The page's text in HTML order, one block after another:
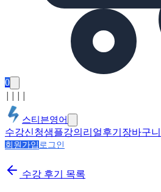
0
스티븐영어
수강신청샘플강의 리얼후기 장바구니
회원가입 로그인
수강 후기 목록